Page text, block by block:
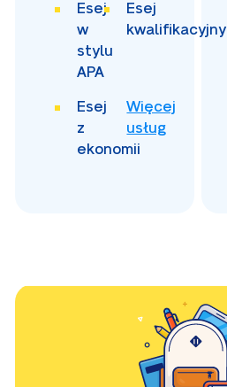
Esej
w
stylu
APA
Esej
kwalifikacyjny
Esej
z
ekonomii
Więcej
usług